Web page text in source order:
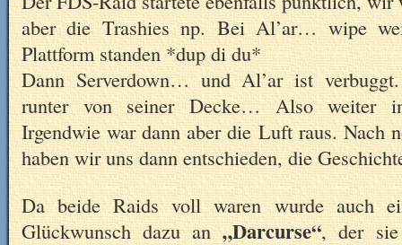
aber die Trashies np. Bei Al’ar… wipe
Plattform standen *dup di du*
Dann Serverdown… und Al’ar ist
runter von seiner Decke… Also weiter
Irgendwie war dann aber die Luft raus. Nach
haben wir uns dann entschieden, die
Da beide Raids voll waren wurde auch
Glückwunsch dazu an„Darcurse“, der